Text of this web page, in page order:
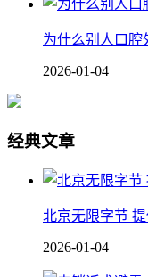
为什么别人口腔
2026-01-04
经典文章
北京无限字节
2026-01-04